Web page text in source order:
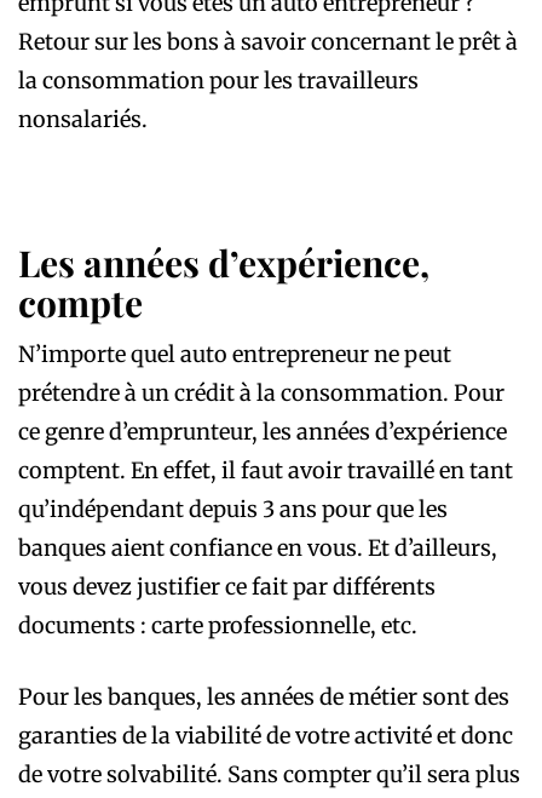
Retour sur les bons à savoir concernant le prêt à
la consommation pour les travailleurs
nonsalariés.
Les années d’expérience,
compte
N’importe quel auto entrepreneur ne peut
prétendre à un crédit à la consommation. Pour
ce genre d’emprunteur, les années d’expérience
comptent. En effet, il faut avoir travaillé en tant
qu’indépendant depuis 3 ans pour que les
banques aient confiance en vous. Et d’ailleurs,
vous devez justifier ce fait par différents
documents : carte professionnelle, etc.
Pour les banques, les années de métier sont des
garanties de la viabilité de votre activité et donc
de votre solvabilité. Sans compter qu’il sera plus